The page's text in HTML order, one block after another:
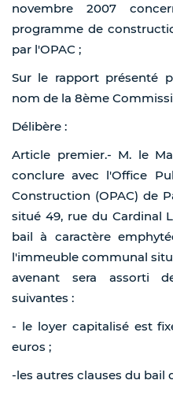
novembre 2007
programme de
par l'OPAC ;
Sur le rapport présenté
nom de la 8ème
Délibère :
Article premier.- M. le
conclure avec l'Office
Construction (OPAC) de
situé 49, rue du Cardinal
bail à caractère
l'immeuble communal
avenant sera assorti
suivantes :
- le loyer capitalisé est
euros ;
-les autres clauses du bail